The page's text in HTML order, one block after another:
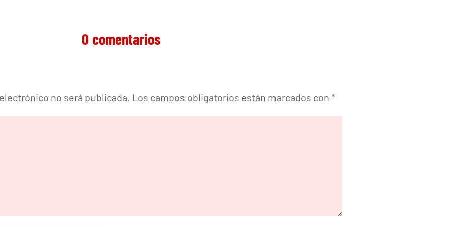
0 comentarios
no será publicada. Los campos obligatorios están marcados con *